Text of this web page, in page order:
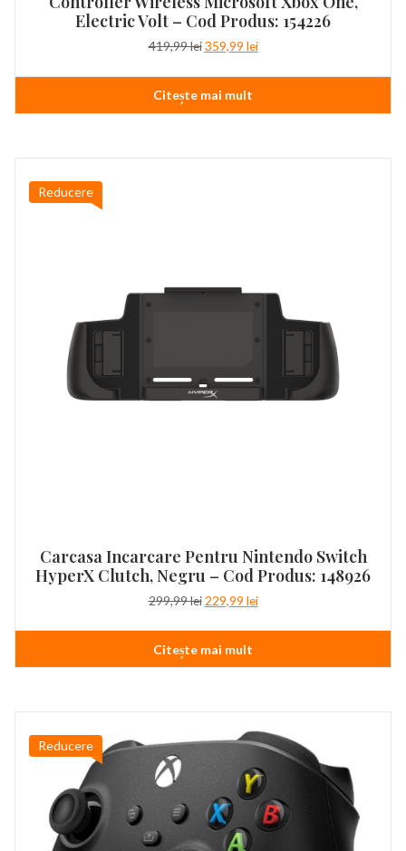
Electric Volt – Cod Produs: 154226
419,99lei Prețul
a
fost:
419,99 lei.
359,99 leiPrețul
este:
Citește mai mult
Reducere
Carcasa Incarcare Pentru Nintendo Switch
HyperX Clutch, Negru – Cod Produs: 148926
299,99lei Prețul
a
fost:
299,99 lei.
229,99 leiPrețul
este:
Citește mai mult
Reducere